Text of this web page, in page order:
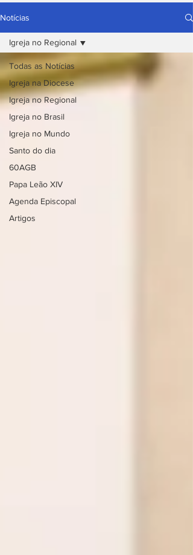
Notícias
Todas as Notícias
Igreja na Diocese
Igreja no Regional
Igreja no Brasil
Igreja no Mundo
Santo do dia
60AGB
Papa Leão XIV
Agenda Episcopal
Artigos
Igreja no Regional